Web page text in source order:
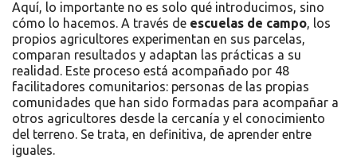
Aquí, lo importante no es solo qué introducimos, sino
cómo lo hacemos. A través de escuelas de campo, los
propios agricultores experimentan en sus parcelas,
comparan resultados y adaptan las prácticas a su
realidad. Este proceso está acompañado por 48
facilitadores comunitarios: personas de las propias
comunidades que han sido formadas para acompañar a
otros agricultores desde la cercanía y el conocimiento
del terreno. Se trata, en definitiva, de aprender entre
iguales.